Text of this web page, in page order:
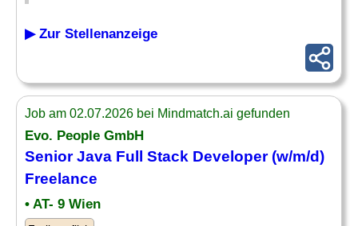
▶ Zur Stellenanzeige
Job am 02.07.2026 bei Mindmatch.ai gefunden
Evo. People GmbH
Senior Java Full Stack Developer(w/m/d)
Freelance
• AT- 9 Wien